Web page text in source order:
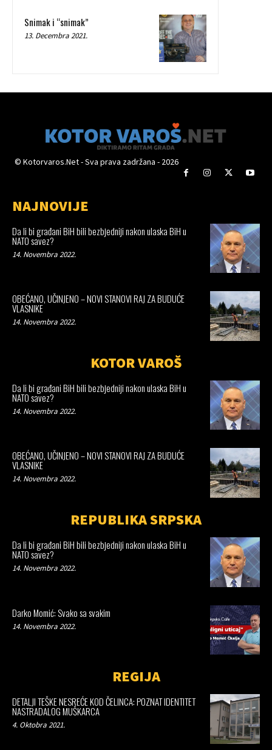
Snimak i “snimak”
13. Decembra 2021.
© Kotorvaros.Net - Sva prava zadržana - 2026
NAJNOVIJE
Da li bi građani BiH bili bezbjedniji nakon ulaska BiH u
NATO savez?
14. Novembra 2022.
OBEĆANO, UČINJENO – NOVI STANOVI RAJ ZA BUDUĆE
VLASNIKE
14. Novembra 2022.
KOTOR VAROŠ
Da li bi građani BiH bili bezbjedniji nakon ulaska BiH u
NATO savez?
14. Novembra 2022.
OBEĆANO, UČINJENO – NOVI STANOVI RAJ ZA BUDUĆE
VLASNIKE
14. Novembra 2022.
REPUBLIKA SRPSKA
Da li bi građani BiH bili bezbjedniji nakon ulaska BiH u
NATO savez?
14. Novembra 2022.
Darko Momić: Svako sa svakim
14. Novembra 2022.
REGIJA
DETALJI TEŠKE NESREĆE KOD ČELINCA: POZNAT IDENTITET
NASTRADALOG MUŠKARCA
4. Oktobra 2021.